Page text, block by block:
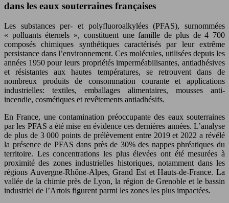
dans les eaux souterraines françaises
Les substances per- et polyfluoroalkylées (PFAS), surnommées
« polluants éternels », constituent une famille de plus de 4 700
composés chimiques synthétiques caractérisés par leur extrême
persistance dans l’environnement. Ces molécules, utilisées depuis les
années 1950 pour leurs propriétés imperméabilisantes, antiadhésives
et résistantes aux hautes températures, se retrouvent dans de
nombreux produits de consommation courante et applications
industrielles: textiles, emballages alimentaires, mousses anti-
incendie, cosmétiques et revêtements antiadhésifs.
En France, une contamination préoccupante des eaux souterraines
par les PFAS a été mise en évidence ces dernières années. L’analyse
de plus de 3 000 points de prélèvement entre 2019 et 2022 a révélé
la présence de PFAS dans près de 30% des nappes phréatiques du
territoire. Les concentrations les plus élevées ont été mesurées à
proximité des zones industrielles historiques, notamment dans les
régions Auvergne-Rhône-Alpes, Grand Est et Hauts-de-France. La
vallée de la chimie près de Lyon, la région de Grenoble et le bassin
industriel de l’Artois figurent parmi les zones les plus impactées.